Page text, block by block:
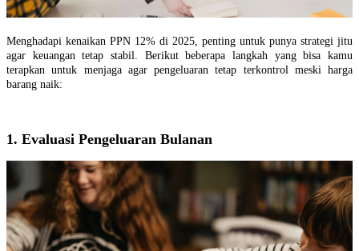
Menghadapi kenaikan PPN 12% di 2025, penting untuk punya strategi jitu
agar keuangan tetap stabil. Berikut beberapa langkah yang bisa kamu
terapkan untuk menjaga agar pengeluaran tetap terkontrol meski harga
barang naik:
1. Evaluasi Pengeluaran Bulanan